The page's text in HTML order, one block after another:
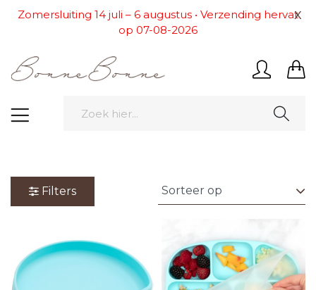
x
Zomersluiting 14 juli – 6 augustus • Verzending hervat
op 07-08-2026
Filters